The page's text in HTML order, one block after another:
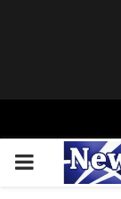
PRIMARY